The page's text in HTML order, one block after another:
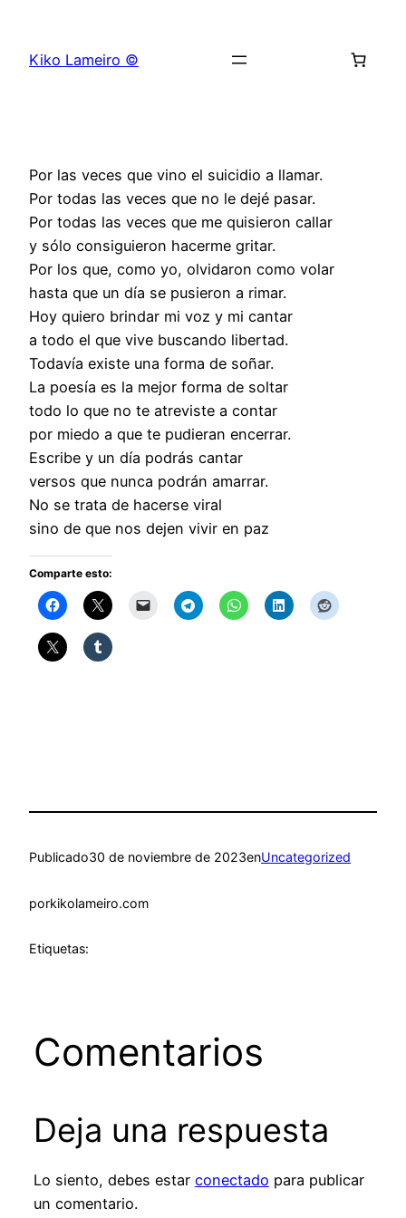
contenido
Kiko Lameiro ©
Por las veces que vino el suicidio a llamar.
Por todas las veces que no le dejé pasar.
Por todas las veces que me quisieron callar
y sólo consiguieron hacerme gritar.
Por los que, como yo, olvidaron como volar
hasta que un día se pusieron a rimar.
Hoy quiero brindar mi voz y mi cantar
a todo el que vive buscando libertad.
Todavía existe una forma de soñar.
La poesía es la mejor forma de soltar
todo lo que no te atreviste a contar
por miedo a que te pudieran encerrar.
Escribe y un día podrás cantar
versos que nunca podrán amarrar.
No se trata de hacerse viral
sino de que nos dejen vivir en paz
Comparte esto:
Publicado30 de noviembre de 2023enUncategorized
porkikolameiro.com
Etiquetas:
Comentarios
Deja una respuesta
Lo siento, debes estar conectado para publicar
un comentario.